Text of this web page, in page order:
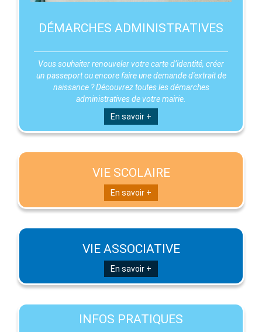
DÉMARCHES ADMINISTRATIVES
Vous souhaiter renouveler votre carte d’identité, créer
un passeport ou encore faire une demande d'extrait de
naissance ? Découvrez toutes les démarches
administratives de votre mairie.
En savoir +
VIE SCOLAIRE
En savoir +
VIE ASSOCIATIVE
En savoir +
INFOS PRATIQUES